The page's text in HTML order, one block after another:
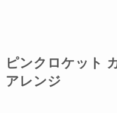
ピンクロケット
アレンジ